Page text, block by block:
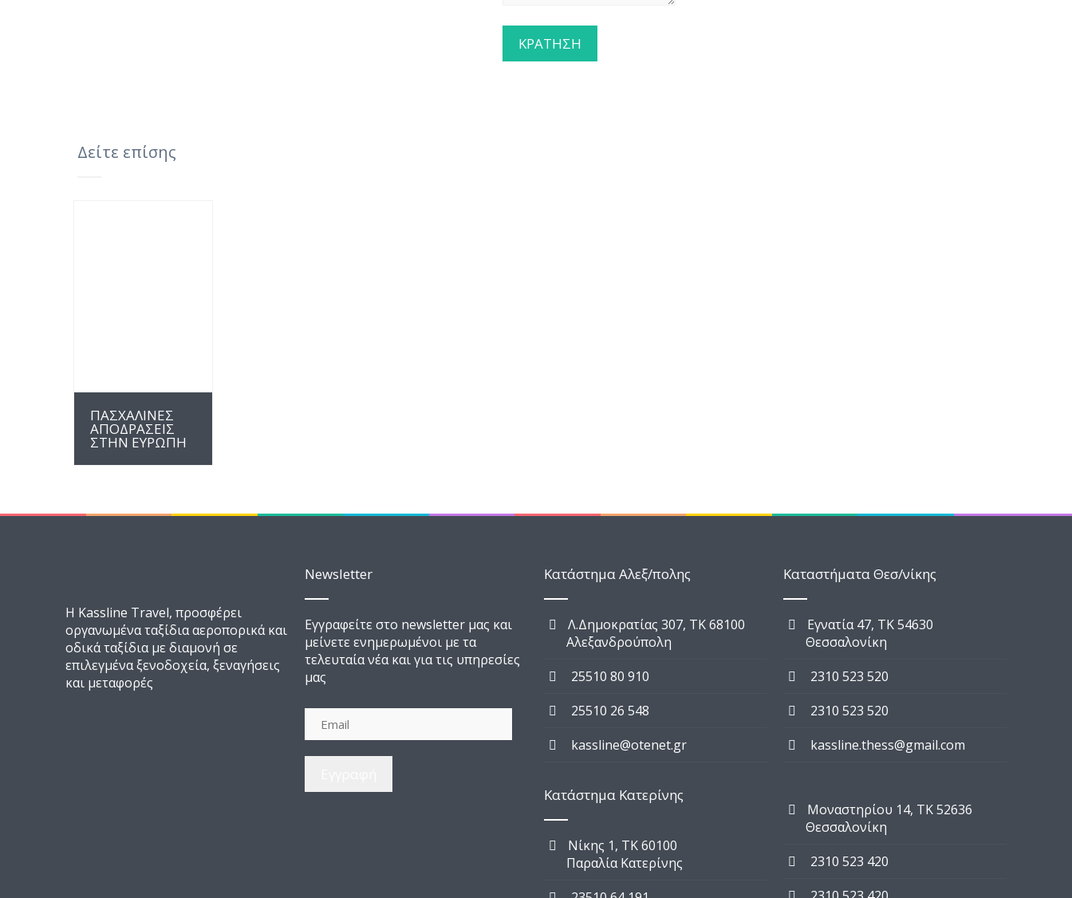
Δείτε επίσης
ΠΑΣΧΑΛΙΝΕΣ
ΑΠΟΔΡΑΣΕΙΣ
ΣΤΗΝ ΕΥΡΩΠΗ
Η Kassline Travel, προσφέρει
οργανωμένα ταξίδια αεροπορικά και
οδικά ταξίδια με διαμονή σε
επιλεγμένα ξενοδοχεία, ξεναγήσεις
και μεταφορές
Newsletter
Εγγραφείτε στο newsletter μας και
μείνετε ενημερωμένοι με τα
τελευταία νέα και για τις υπηρεσίες
μας
Κατάστημα Αλεξ/πολης
Λ.Δημοκρατίας 307, TK 68100
Αλεξανδρούπολη
25510 80 910
25510 26 548
kassline@otenet.gr
Κατάστημα Κατερίνης
Νίκης 1, TK 60100
Παραλία Κατερίνης
Καταστήματα Θεσ/νίκης
Εγνατία 47, TK 54630
Θεσσαλονίκη
2310 523 520
2310 523 520
kassline.thess@gmail.com
Μοναστηρίου 14, TK 52636
Θεσσαλονίκη
2310 523 420